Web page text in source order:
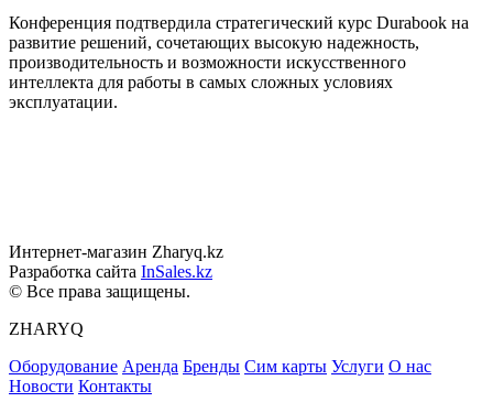
Конференция подтвердила стратегический курс Durabook на
развитие решений, сочетающих высокую надежность,
производительность и возможности искусственного
интеллекта для работы в самых сложных условиях
эксплуатации.
Интернет-магазин Zharyq.kz
Разработка сайта InSales.kz
© Все права защищены.
ZHARYQ
Оборудование Аренда Бренды Сим карты Услуги О нас
Новости Контакты